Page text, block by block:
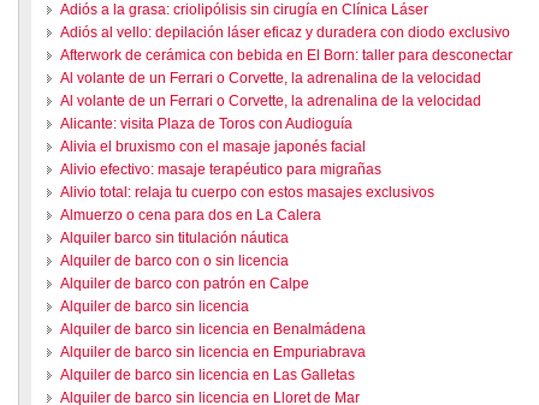
Adiós a la grasa: criolipólisis sin cirugía en Clínica Láser
Adiós al vello: depilación láser eficaz y duradera con diodo exclusivo
Afterwork de cerámica con bebida en El Born: taller para desconectar
Al volante de un Ferrari o Corvette, la adrenalina de la velocidad
Al volante de un Ferrari o Corvette, la adrenalina de la velocidad
Alicante: visita Plaza de Toros con Audioguía
Alivia el bruxismo con el masaje japonés facial
Alivio efectivo: masaje terapéutico para migrañas
Alivio total: relaja tu cuerpo con estos masajes exclusivos
Almuerzo o cena para dos en La Calera
Alquiler barco sin titulación náutica
Alquiler de barco con o sin licencia
Alquiler de barco con patrón en Calpe
Alquiler de barco sin licencia
Alquiler de barco sin licencia en Benalmádena
Alquiler de barco sin licencia en Empuriabrava
Alquiler de barco sin licencia en Las Galletas
Alquiler de barco sin licencia en Lloret de Mar